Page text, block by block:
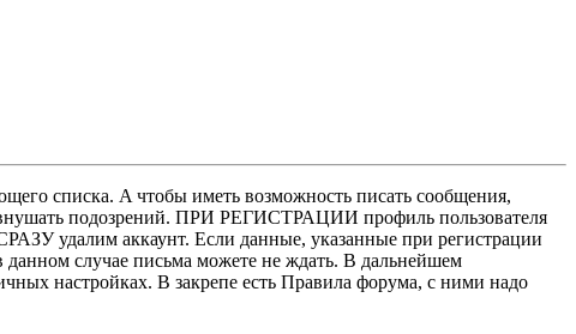
списка. A чтобы иметь возможность писать сообщения,
подозрений. ПРИ РЕГИСТРАЦИИ профиль пользователя
удалим аккаунт. Если данные, указанные при регистрации
случае письма можете не ждать. В дальнейшем
настройках. В закрепе есть Правила форума, с ними надо